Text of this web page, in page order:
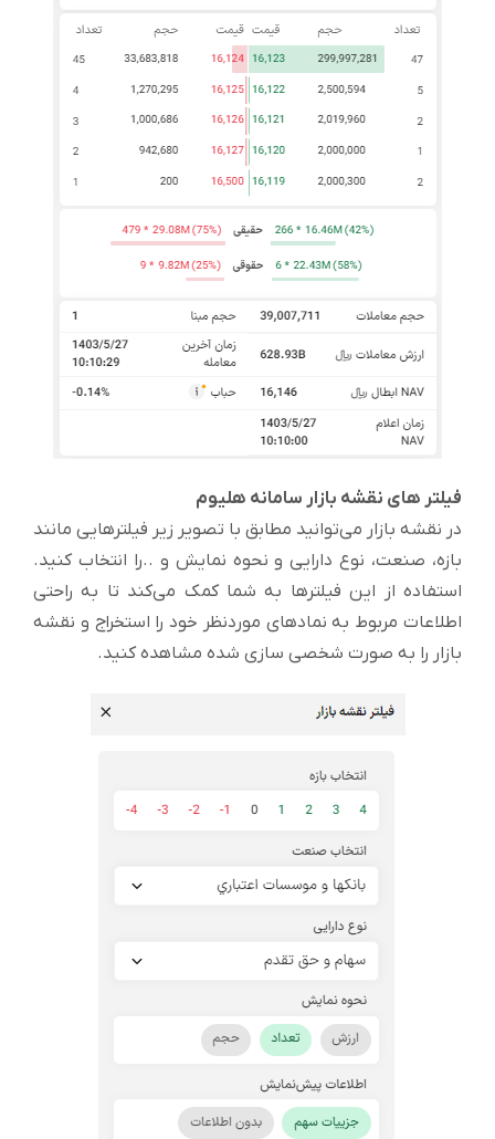
فیلتر های نقشه بازار سامانه هلیوم
در نقشه بازار می‌توانید مطابق با تصویر زیر فیلترهایی مانند
بازه، صنعت، نوع دارایی و نحوه نمایش و ..را انتخاب کنید.
استفاده از این فیلترها به شما کمک می‌کند تا به راحتی
اطلاعات مربوط به نمادهای موردنظر خود را استخراج و نقشه
بازار را به صورت شخصی سازی شده مشاهده کنید.